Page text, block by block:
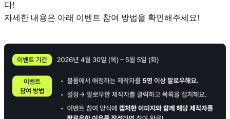
다!
자세한 내용은 아래 이벤트 참여 방법을 확인해주세요!